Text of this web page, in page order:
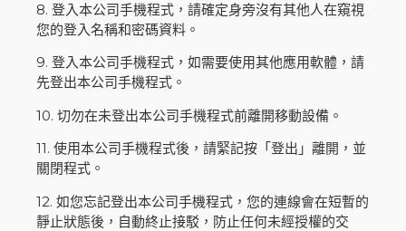
8. 登入本公司手機程式，請確定身旁沒有其他人在窺視
您的登入名稱和密碼資料。
9. 登入本公司手機程式，如需要使用其他應用軟體，請
先登出本公司手機程式。
10. 切勿在未登出本公司手機程式前離開移動設備。
11. 使用本公司手機程式後，請緊記按「登出」離開，並
關閉程式。
12. 如您忘記登出本公司手機程式，您的連線會在短暫的
靜止狀態後，自動終止接駁，防止任何未經授權的交